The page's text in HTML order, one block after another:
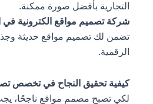
التجارية بأفضل صورة ممكنة.
شركة تصميم مواقع الكترونية في
تضمن لك تصميم مواقع حديثة
الرقمية.
كيفية تحقيق النجاح في تخصص
لكي تصبح مصمم مواقع ناجحًا، يجب